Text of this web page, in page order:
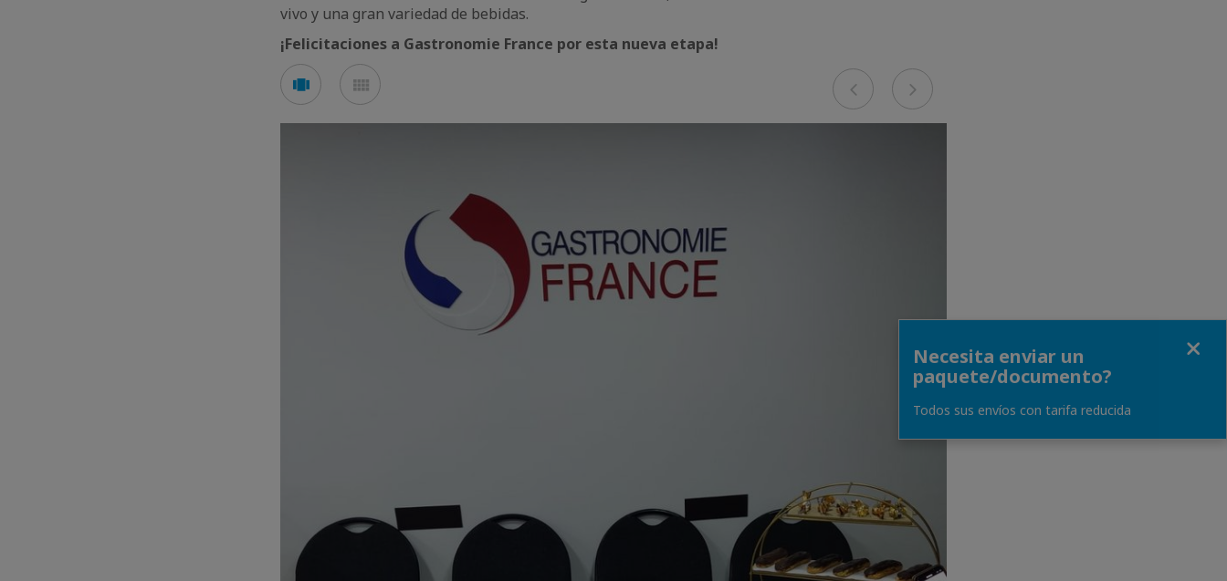
vivo y una gran variedad de bebidas.
¡Felicitaciones a Gastronomie France por esta nueva etapa!
See
carouselmosaic
Previous
Necesita enviar un
paquete/documento?
Todos sus envíos con tarifa reducida